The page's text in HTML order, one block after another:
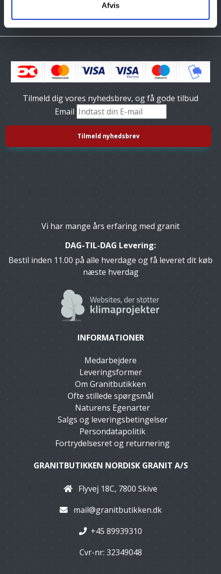
Afvis
Tilmeld dig vores nyhedsbrev, og få gode tilbud
Email
Vi har mange års erfaring med granit
DAG-TIL-DAG Levering:
Bestil inden 11.00 på alle hverdage og få leveret dit køb
næste hverdag
INFORMATIONER
Medarbejdere
Leveringsformer
Om Granitbutikken
Ofte stillede spørgsmål
Naturens Egenarter
Salgs og leveringsbetingelser
Persondatapolitik
Fortrydelsesret og returnering
GRANITBUTIKKEN NORDISK GRANIT A/S
Flyvej 18C, 7800 Skive
mail@granitbutikken.dk
+45 89939310
Cvr-nr: 32349048